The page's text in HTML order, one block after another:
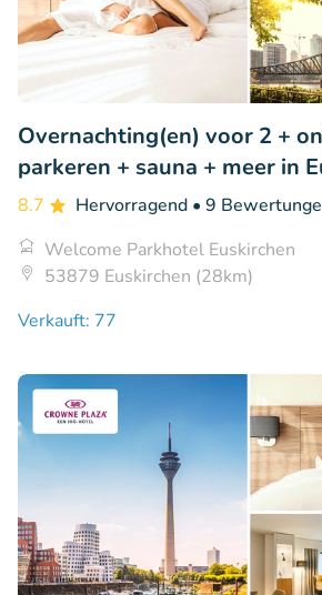
Overnachting(en) voor 2 +
parkeren + sauna + meer in
8.7 Hervorragend • 9
Welcome Parkhotel Euskirchen
53879 Euskirchen (28km)
Verkauft: 77